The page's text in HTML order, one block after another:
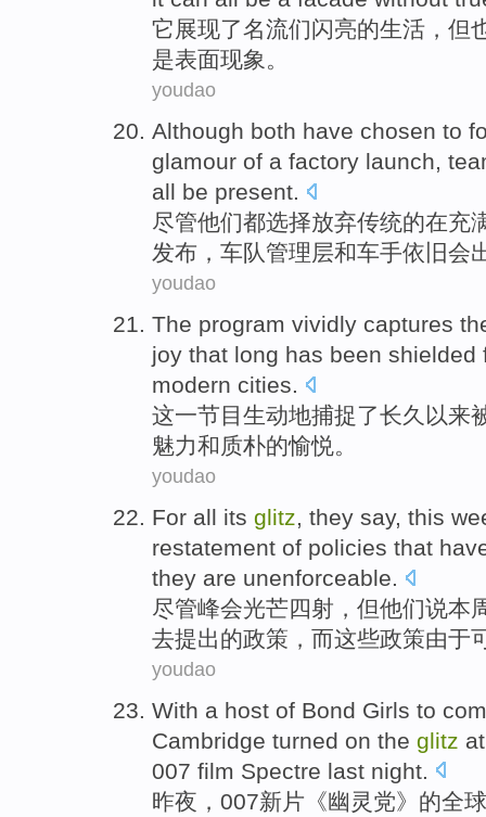
它 展现了名流们闪亮的生活 ， 但
是表面现象。
youdao
Although both have chosen to
glamour of a factory launch,
all be present.
尽管他们都选择放弃传统的在充
发布 ， 车队管理层和车手依旧会
youdao
The program vividly captures
joy that long has been shielded
modern cities.
这一节目生动地捕捉了长久 以来
魅力和 质朴的愉悦。
youdao
For all its glitz, they say, this
restatement of policies that
they are unenforceable.
尽管峰会光芒四射 ，但他们说本
去提出的政策 ，而这些政策由于
youdao
With a host of Bond Girls to
Cambridge turned on the glitz
007 film Spectre last night
昨夜 ，007新片《幽灵党》 的全球